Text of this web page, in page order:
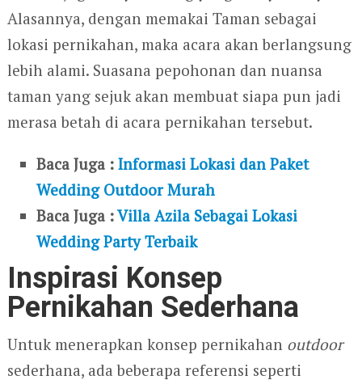
Alasannya, dengan memakai Taman sebagai
lokasi pernikahan, maka acara akan berlangsung
lebih alami. Suasana pepohonan dan nuansa
taman yang sejuk akan membuat siapa pun jadi
merasa betah di acara pernikahan tersebut.
Baca Juga :Informasi Lokasi dan Paket
Wedding Outdoor Murah
Baca Juga :Villa Azila Sebagai Lokasi
Wedding Party Terbaik
Inspirasi Konsep
Pernikahan Sederhana
Untuk menerapkan konsep pernikahan outdoor
sederhana, ada beberapa referensi seperti